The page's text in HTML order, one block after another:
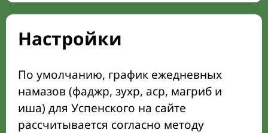
Настройки
По умолчанию, график ежедневных
намазов (фаджр, зухр, аср, магриб и
иша) для Успенского на сайте
рассчитывается согласно методу